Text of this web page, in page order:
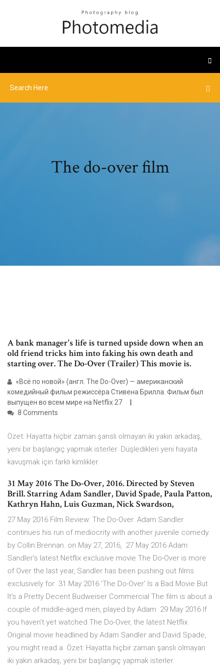
The do-over film
A bank manager's life is turned upside down when an
old friend tricks him into faking his own death and
starting over. The Do-Over (Trailer) This movie is.
«Всё по новой» (англ. The Do-Over) — американский
комедийный фильм режиссёра Стивена Брилла. Фильм был
выпущен во всем мире на Netflix 27
8 Comments
Özet: Hayatta hiçbir zaman şanslı olmayan iki yakın arkadaş,
yeni bir başlangıç yapmak isterler. Düşledikleri yeni hayata
kavuşmak için farklı kimlikler
31 May 2016 The Do-Over, 2016. Directed by Steven
Brill. Starring Adam Sandler, David Spade, Paula Patton,
Kathryn Hahn, Luis Guzman, Nick Swardson,
27 May 2016 Film Review: The Do-Over. Adam Sandler
continues his run of mediocrity with another juvenile comedy.
by Collin Brennan. on May 27, 2016, 27 May 2016 Adam
Sandler's latest Netflix exclusive movie The Do-Over is more
of Over the last year, Sandler has been pushing out films
exclusively for 31 May 2016 'The Do-Over' Is a Bad Movie But
It's a Pretty Decent Budweiser Commercial The film is about a
couple of middle-aged men, played by Adam 29 May 2016 If
you haven't yet watched The Do-Over, the latest Netflix
Original movie headlined by Adam Sandler and David Spade,
you might read a Özet: Hayatta hiçbir zaman şanslı olmayan
iki yakın arkadaş, yeni bir başlangıç yapmak isterler.